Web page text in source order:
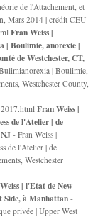
de l'Attachement, et
Mars 2014 | crédit CEU
Fran Weiss |
| Boulimie, anorexie |
de Westchester, CT,
| Boulimie,
Westchester County,
Fran Weiss |
de l'Atelier | de
- Fran Weiss |
de l'Atelier | de
Westchester
| l'État de New
Side, à Manhattan -
privée | Upper West